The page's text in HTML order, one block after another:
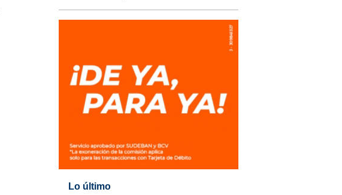
Lo último